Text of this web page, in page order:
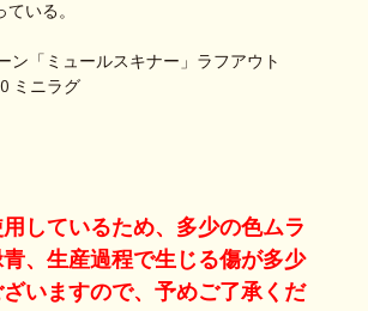
いる。
ン「ミュールスキナー」ラフアウト
ミニラグ
しているため、多少の色ムラ
、生産過程で生じる傷が多少
いますので、予めご了承くだ